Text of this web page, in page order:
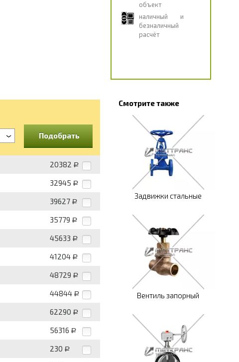
объект
наличный и
безналичный
расчёт
Подобрать
20382 Р
32945 Р
39627 Р
35779 Р
45633 Р
41204 Р
48729 Р
44844 Р
62290 Р
56316 Р
230 Р
Смотрите также
Задвижки стальные
Вентиль запорный